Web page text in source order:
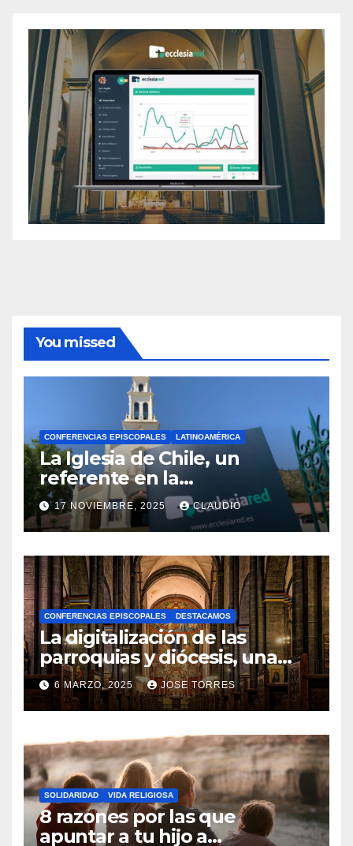
You missed
CONFERENCIAS EPISCOPALES LATINOAMÉRICA
La Iglesia de Chile, un
referente en la
transformación digital
gracias a Ecclesiared
17 NOVIEMBRE, 2025 CLAUDIO
N
O
H
A
Y
C
O
M
N
T
A
R
I
CONFERENCIAS EPISCOPALES DESTACAMOS
La digitalización de las
parroquias y diócesis, una
realidad ya para el futuro de
la Iglesia
6 MARZO, 2025 JOSE TORRES
N
O
H
A
Y
SOLIDARIDAD VIDA RELIGIOSA
8 razones por las que
apuntar a tu hijo a